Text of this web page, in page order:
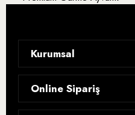
Kurumsal
Blog
Online Sipariş